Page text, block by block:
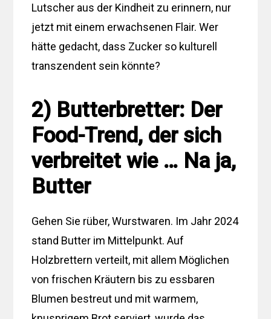
Lutscher aus der Kindheit zu erinnern, nur
jetzt mit einem erwachsenen Flair. Wer
hätte gedacht, dass Zucker so kulturell
transzendent sein könnte?
2) Butterbretter: Der
Food-Trend, der sich
verbreitet wie … Na ja,
Butter
Gehen Sie rüber, Wurstwaren. Im Jahr 2024
stand Butter im Mittelpunkt. Auf
Holzbrettern verteilt, mit allem Möglichen
von frischen Kräutern bis zu essbaren
Blumen bestreut und mit warmem,